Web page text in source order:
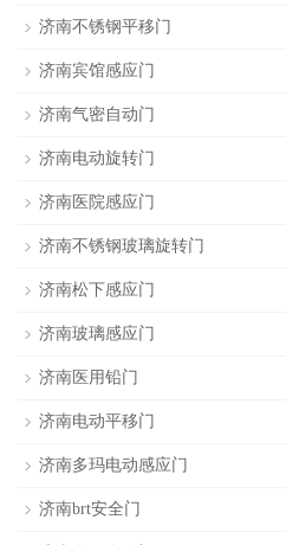
济南不锈钢平移门
济南宾馆感应门
济南气密自动门
济南电动旋转门
济南医院感应门
济南不锈钢玻璃旋转门
济南松下感应门
济南玻璃感应门
济南医用铅门
济南电动平移门
济南多玛电动感应门
济南brt安全门